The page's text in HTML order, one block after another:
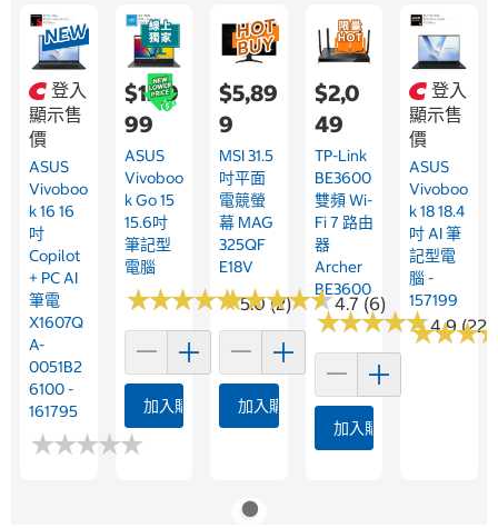
登入
顯示售
價
ASUS
Vivoboo
K 16 16
吋
Copilot
+ PC AI
筆電
X1607Q
A-
0051B2
6100 -
161795
★★★★★
★★★★★
$15,9
99
ASUS
Vivoboo
K Go 15
15.6吋
筆記型
電腦
★★★★★
★★★★★5.0 (2)
加入購物車
$5,89
9
MSI 31.5
吋平面
電競螢
幕 MAG
325QF
E18V
★★★★★
★★★★★4.7 (6)
加入購物車
$2,0
49
TP-Link
BE3600
雙頻 Wi-
Fi 7 路由
器
Archer
BE3600
★★★★★
★★★★★4.9 (22)
加入購物車
登入
顯示售
價
ASUS
Vivoboo
K 18 18.4
吋 AI 筆
記型電
腦 -
157199
★★★
★★★